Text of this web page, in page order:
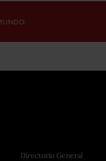
Directorio General